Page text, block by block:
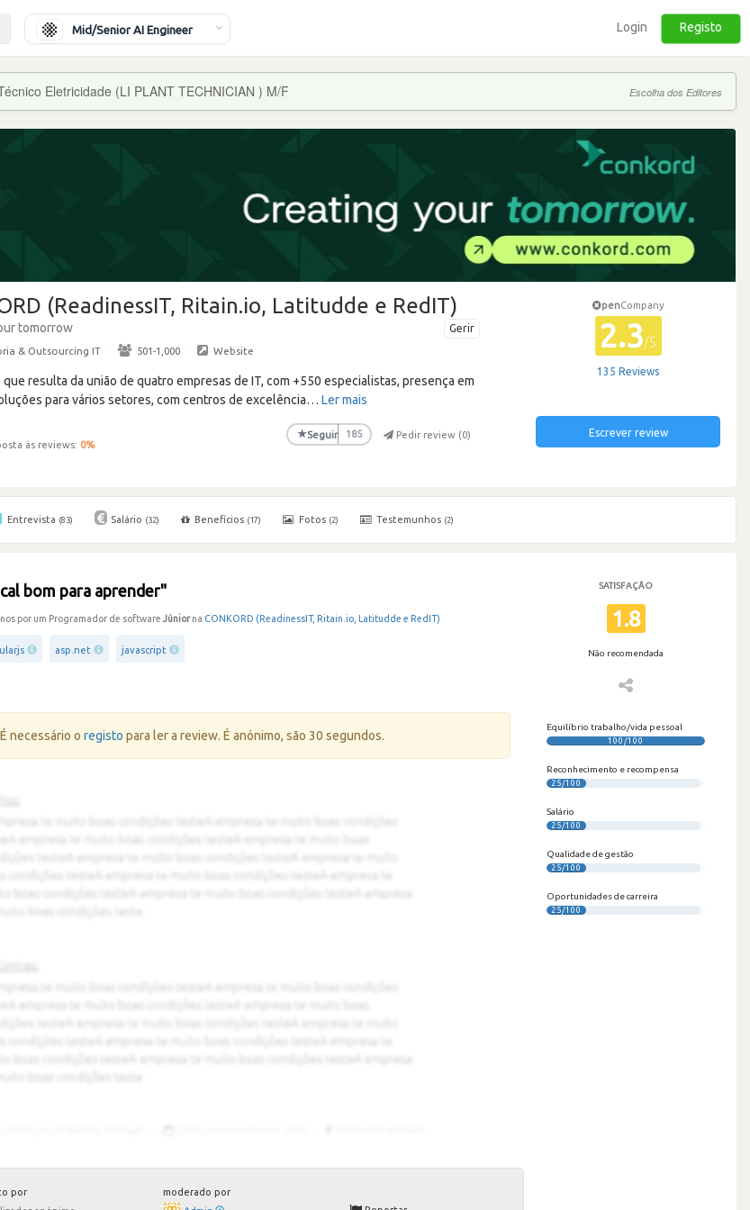
Mid/Senior AI Engineer Login Registo
Eletricidade (LI PLANT TECHNICIAN ) M/F Escolha dos Editores
(ReadinessIT, Ritain.io, Latitudde e RedIT)
Gerir
tomorrow
& Outsourcing IT · 501-1,000 · Website
resulta da união de quatro empresas de IT, com +550 especialistas, presença em
para vários setores, com centros de excelência… Ler mais
às reviews: 0%
★Seguir 185 Pedir review (0)
penCompany
2.3/5
135 Reviews
Escrever review
Entrevista (83) Salário (32) Benefícios (17) Fotos (2) Testemunhos (2)
bom para aprender"
por um Programador de softwareJúniorna CONKORD (ReadinessIT, Ritain.io, Latitudde e RedIT)
asp.net javascript
SATISFAÇÃO
1.8
Não recomendada
Erro:
É necessário oregisto para ler a review. É anónimo, são 30 segundos.
Equilíbrio trabalho/vida pessoal
100/100
Reconhecimento e recompensa
25/100
Salário
25/100
Qualidade de gestão
25/100
Oportunidades de carreira
25/100
por
moderado por